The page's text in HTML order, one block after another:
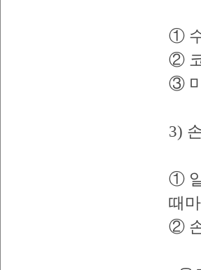
①
②
③
3)
①
때
②